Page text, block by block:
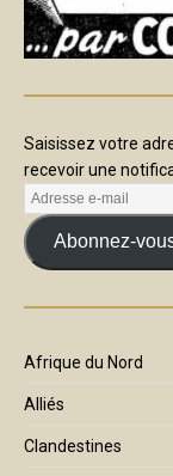
Saisissez votre
recevoir une
Abonnez-
Afrique du Nord
Alliés
Clandestines